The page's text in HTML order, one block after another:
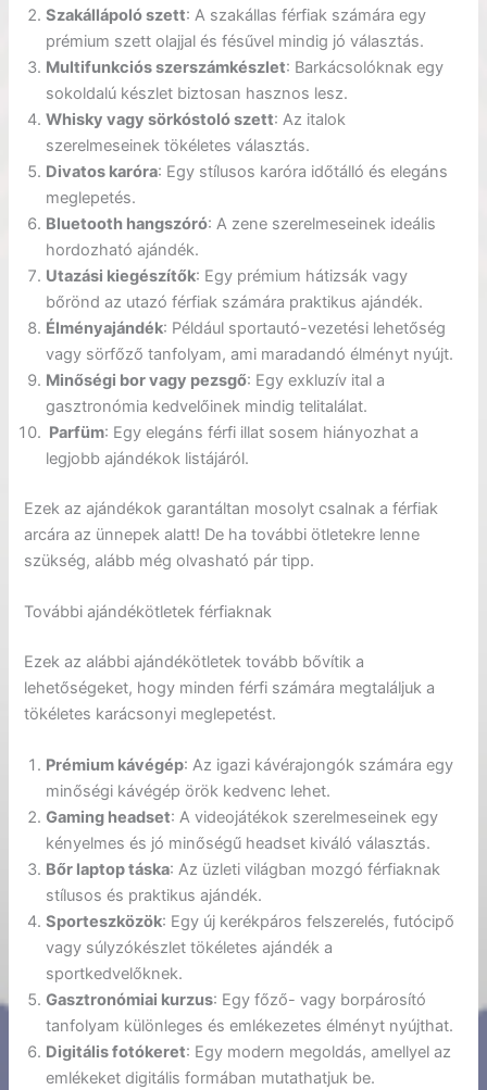
Szakállápoló szett: A szakállas férfiak számára egy
prémium szett olajjal és fésűvel mindig jó választás.
Multifunkciós szerszámkészlet: Barkácsolóknak egy
sokoldalú készlet biztosan hasznos lesz.
Whisky vagy sörkóstoló szett: Az italok
szerelmeseinek tökéletes választás.
Divatos karóra: Egy stílusos karóra időtálló és elegáns
meglepetés.
Bluetooth hangszóró: A zene szerelmeseinek ideális
hordozható ajándék.
Utazási kiegészítők: Egy prémium hátizsák vagy
bőrönd az utazó férfiak számára praktikus ajándék.
Élményajándék: Például sportautó-vezetési lehetőség
vagy sörfőző tanfolyam, ami maradandó élményt nyújt.
Minőségi bor vagy pezsgő: Egy exkluzív ital a
gasztronómia kedvelőinek mindig telitalálat.
Parfüm: Egy elegáns férfi illat sosem hiányozhat a
legjobb ajándékok listájáról.
Ezek az ajándékok garantáltan mosolyt csalnak a férfiak
arcára az ünnepek alatt! De ha további ötletekre lenne
szükség, alább még olvasható pár tipp.
További ajándékötletek férfiaknak
Ezek az alábbi ajándékötletek tovább bővítik a
lehetőségeket, hogy minden férfi számára megtaláljuk a
tökéletes karácsonyi meglepetést.
Prémium kávégép: Az igazi kávérajongók számára egy
minőségi kávégép örök kedvenc lehet.
Gaming headset: A videojátékok szerelmeseinek egy
kényelmes és jó minőségű headset kiváló választás.
Bőr laptop táska: Az üzleti világban mozgó férfiaknak
stílusos és praktikus ajándék.
Sporteszközök: Egy új kerékpáros felszerelés, futócipő
vagy súlyzókészlet tökéletes ajándék a
sportkedvelőknek.
Gasztronómiai kurzus: Egy főző- vagy borpárosító
tanfolyam különleges és emlékezetes élményt nyújthat.
Digitális fotókeret: Egy modern megoldás, amellyel az
emlékeket digitális formában mutathatjuk be.